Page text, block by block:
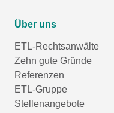
Über uns
ETL-Rechtsanwälte
Zehn gute Gründe
Referenzen
ETL-Gruppe
Stellenangebote